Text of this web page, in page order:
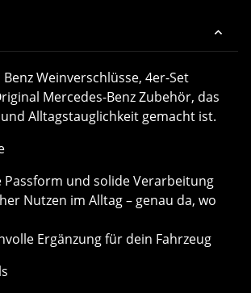
Weinverschlüsse, 4er-Set
Mercedes-Benz Zubehör, das
Alltagstauglichkeit gemacht ist.
Passform und solide Verarbeitung
Nutzen im Alltag – genau da, wo
Ergänzung für dein Fahrzeug